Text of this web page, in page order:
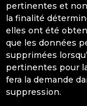
pertinentes et
la finalité
elles ont été
que les données
supprimées
pertinentes pour
fera la demande
suppression.